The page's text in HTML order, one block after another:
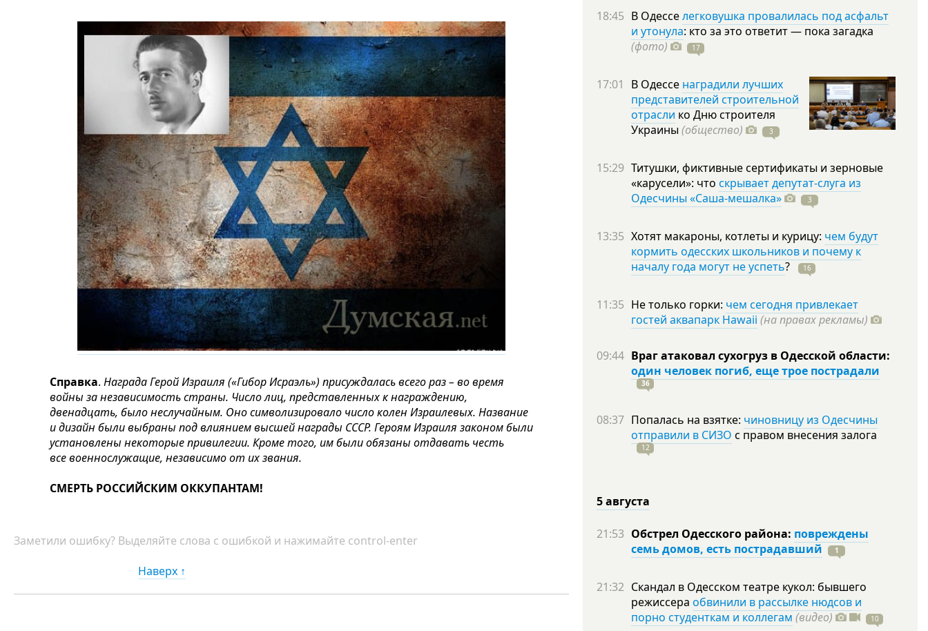
Справка. Награда Герой Израиля («Гибор Исраэль») присуждалась всего раз – во время
войны за независимость страны. Число лиц, представленных к награждению,
двенадцать, было неслучайным. Оно символизировало число колен Израилевых. Название
и дизайн были выбраны под влиянием высшей награды СССР. Героям Израиля законом были
установлены некоторые привилегии. Кроме того, им были обязаны отдавать честь
все военнослужащие, независимо от их звания.
СМЕРТЬ РОССИЙСКИМ ОККУПАНТАМ!
Заметили ошибку? Выделяйте слова с ошибкой и нажимайте control-enter
Наверх ↑
18:45 В Одесселегковушка провалилась под асфальт
и утонула: кто за это ответит — пока загадка
(фото)
17
17:01 В Одессе наградили лучших
представителей строительной
отрасли ко Дню строителя
Украины (общество) 3
15:29 Титушки, фиктивные сертификаты и зерновые
«карусели»: что скрывает депутат-слуга из
Одесчины «Саша-мешалка»
3
13:35 Хотят макароны, котлеты и курицу: чем будут
кормить одесских школьников и почему к
началу года могут не успеть? 16
11:35 Не только горки: чем сегодня привлекает
гостей аквапарк Hawaii (на правах рекламы)
09:44 Враг атаковал сухогруз в Одесской области:
один человек погиб, еще трое пострадали
36
08:37 Попалась на взятке: чиновницу из Одесчины
отправили в СИЗО с правом внесения залога
12
5 августа
21:53 Обстрел Одесского района: повреждены
семь домов, есть пострадавший
1
21:32 Скандал в Одесском театре кукол: бывшего
режиссера обвинили в рассылке нюдсов и
порно студенткам и коллегам (видео) 10